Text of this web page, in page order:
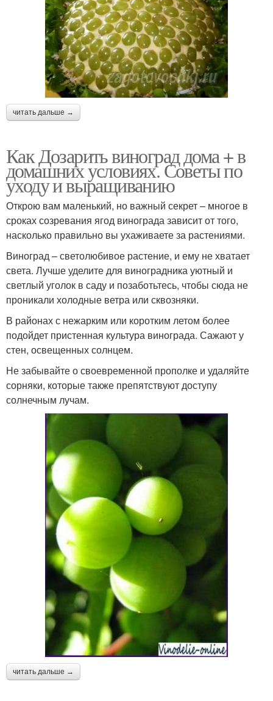
читать дальше →
Как Дозарить виноград дома + в
домашних условиях. Советы по
уходу и выращиванию
Открою вам маленький, но важный секрет – многое в
сроках созревания ягод винограда зависит от того,
насколько правильно вы ухаживаете за растениями.
Виноград – светолюбивое растение, и ему не хватает
света. Лучше уделите для виноградника уютный и
светлый уголок в саду и позаботьтесь, чтобы сюда не
проникали холодные ветра или сквозняки.
В районах с нежарким или коротким летом более
подойдет пристенная культура винограда. Сажают у
стен, освещенных солнцем.
Не забывайте о своевременной прополке и удаляйте
сорняки, которые также препятствуют доступу
солнечным лучам.
читать дальше →